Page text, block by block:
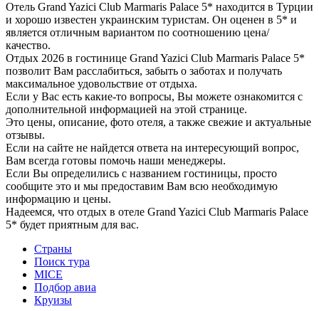
Отель Grand Yazici Club Marmaris Palace 5* находится в Турции
и хорошо известен украинским туристам. Он оценен в 5* и
является отличным вариантом по соотношению цена/
качество.
Отдых 2026 в гостинице Grand Yazici Club Marmaris Palace 5*
позволит Вам расслабиться, забыть о заботах и получать
максимальное удовольствие от отдыха.
Если у Вас есть какие-то вопросы, Вы можете ознакомится с
дополнительной информацией на этой странице.
Это цены, описание, фото отеля, а также свежие и актуальные
отзывы.
Если на сайте не найдется ответа на интересующий вопрос,
Вам всегда готовы помочь наши менеджеры.
Если Вы определились с названием гостиницы, просто
сообщите это и мы предоставим Вам всю необходимую
информацию и цены.
Надеемся, что отдых в отеле Grand Yazici Club Marmaris Palace
5* будет приятным для вас.
Страны
Поиск тура
MICE
Подбор авиа
Круизы